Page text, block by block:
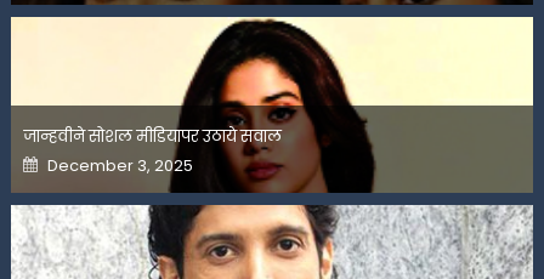
जान्हवीने सोशल मीडियापर उठाये सवाल
Posted
on
December 3, 2025